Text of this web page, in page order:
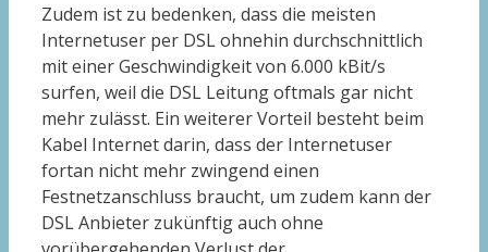
Zudem ist zu bedenken, dass die meisten
Internetuser per DSL ohnehin durchschnittlich
mit einer Geschwindigkeit von 6.000 kBit/s
surfen, weil die DSL Leitung oftmals gar nicht
mehr zulässt. Ein weiterer Vorteil besteht beim
Kabel Internet darin, dass der Internetuser
fortan nicht mehr zwingend einen
Festnetzanschluss braucht, um zudem kann der
DSL Anbieter zukünftig auch ohne